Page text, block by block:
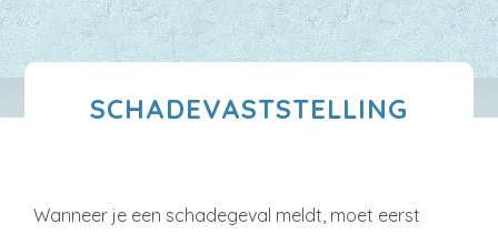
SCHADEVASTSTELLING
Wanneer je een schadegeval meldt, moet eerst